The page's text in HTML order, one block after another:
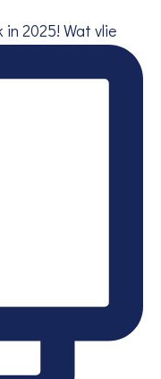
in 2025! Wat vlie